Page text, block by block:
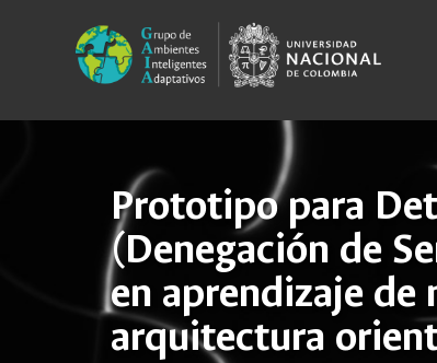
Prototipo para
(Denegación de
en aprendizaje de
arquitectura